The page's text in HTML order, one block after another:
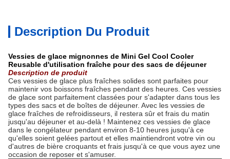
Description Du Produit
Vessies de glace mignonnes de Mini Gel Cool Cooler
Reusable d'utilisation fraîche pour des sacs de déjeuner
Description de produit
Ces vessies de glace plus fraîches solides sont parfaites pour
maintenir vos boissons fraîches pendant des heures. Ces vessies
de glace sont parfaitement classées pour s'adapter dans tous les
types des sacs et de boîtes de déjeuner. Avec les vessies de
glace fraîches de refroidisseurs, il restera sûr et frais du matin
jusqu'au déjeuner et au-delà ! Maintenez ces vessies de glace
dans le congélateur pendant environ 8-10 heures jusqu'à ce
qu'elles soient gelées partout et elles maintiendront votre vin ou
d'autres de bière croquants et frais jusqu'à ce que vous ayez une
occasion de reposer et s'amuser.